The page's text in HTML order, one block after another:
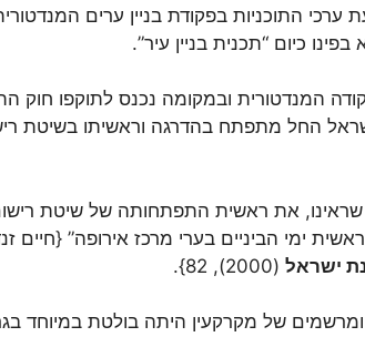
ערכי התוכניות בפקודת בניין ערים
המנדטורית ובמקומה נכנס לתוקפו חוק
החל מתפתח בהדרגה וראשיתו בשיטת
שראינו, את ראשית התפתחותה של שיטת
ימי הביניים בערי מרכז אירופה” {חיים
ישראל (2000), 82}.
של מקרקעין היתה בולטת במיוחד